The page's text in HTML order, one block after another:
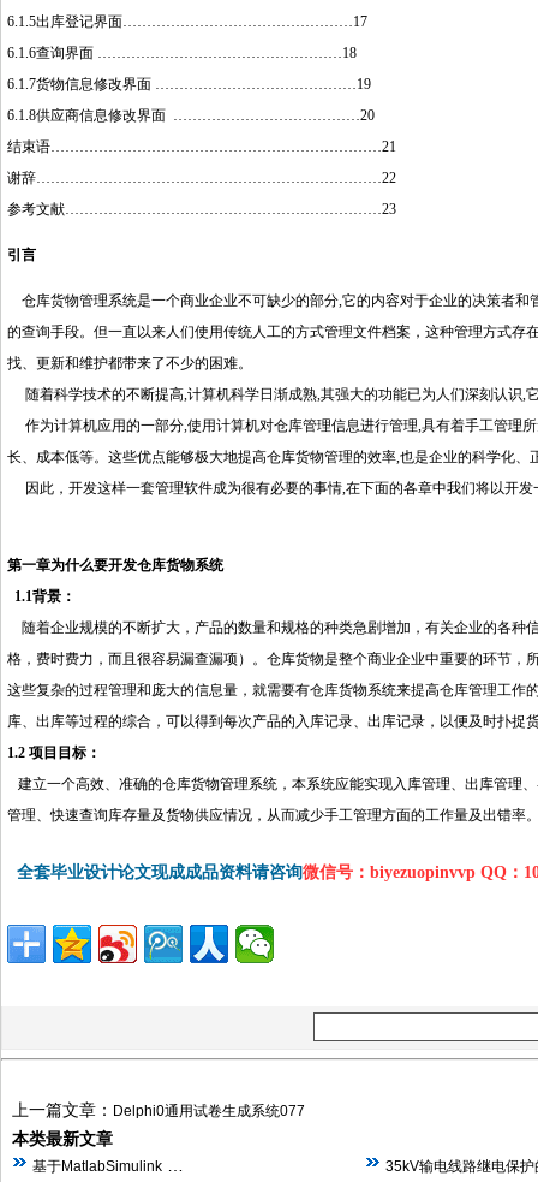
6.1.5出库登记界面…………………………………………17
6.1.6查询界面 ……………………………………………18
6.1.7货物信息修改界面 ……………………………………19
6.1.8供应商信息修改界面 …………………………………20
结束语……………………………………………………………21
谢辞………………………………………………………………22
参考文献…………………………………………………………23
引言
仓库货物管理系统是一个商业企业不可缺少的部分,它的内容对于企业的决策者和
的查询手段。但一直以来人们使用传统人工的方式管理文件档案，这种管理方式
找、更新和维护都带来了不少的困难。
随着科学技术的不断提高,计算机科学日渐成熟,其强大的功能已为人们深刻认识,
作为计算机应用的一部分,使用计算机对仓库管理信息进行管理,具有着手工管理
长、成本低等。这些优点能够极大地提高仓库货物管理的效率,也是企业的科学化、
因此，开发这样一套管理软件成为很有必要的事情,在下面的各章中我们将以开
第一章为什么要开发仓库货物系统
1.1背景：
随着企业规模的不断扩大，产品的数量和规格的种类急剧增加，有关企业的各种
格，费时费力，而且很容易漏查漏项）。仓库货物是整个商业企业中重要的环节
这些复杂的过程管理和庞大的信息量，就需要有仓库货物系统来提高仓库管理工
库、出库等过程的综合，可以得到每次产品的入库记录、出库记录，以便及时扑捉
1.2 项目目标：
建立一个高效、准确的仓库货物管理系统， 本系统应能实现入库管理、出库管理
管理、快速查询库存量及货物供应情况，从而减少手工管理方面的工作量及出错率
全套毕业设计论文现成成品资料请咨询微信号：biyezuopinvvp QQ
上一篇文章： Delphi0通用试卷生成系统077
本类最新文章
基于MatlabSimulink 35kV输电线路继电保